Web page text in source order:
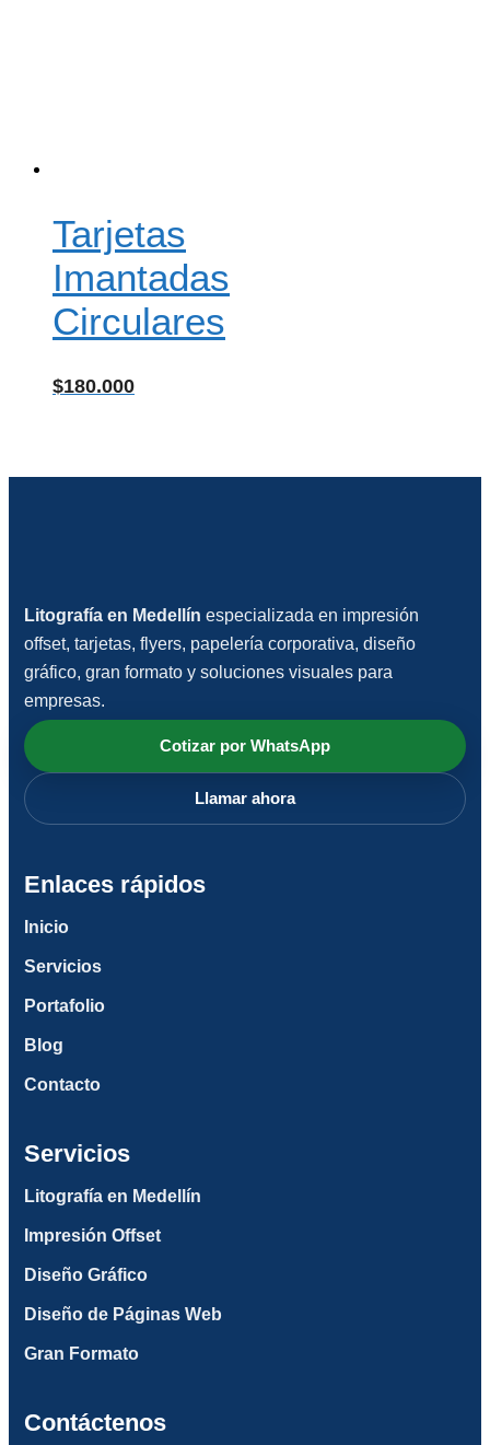
Tarjetas
Imantadas
Circulares
$180.000
Litografía en Medellín especializada en impresión
offset, tarjetas, flyers, papelería corporativa, diseño
gráfico, gran formato y soluciones visuales para
empresas.
Cotizar por WhatsApp
Llamar ahora
Enlaces rápidos
Inicio
Servicios
Portafolio
Blog
Contacto
Servicios
Litografía en Medellín
Impresión Offset
Diseño Gráfico
Diseño de Páginas Web
Gran Formato
Contáctenos